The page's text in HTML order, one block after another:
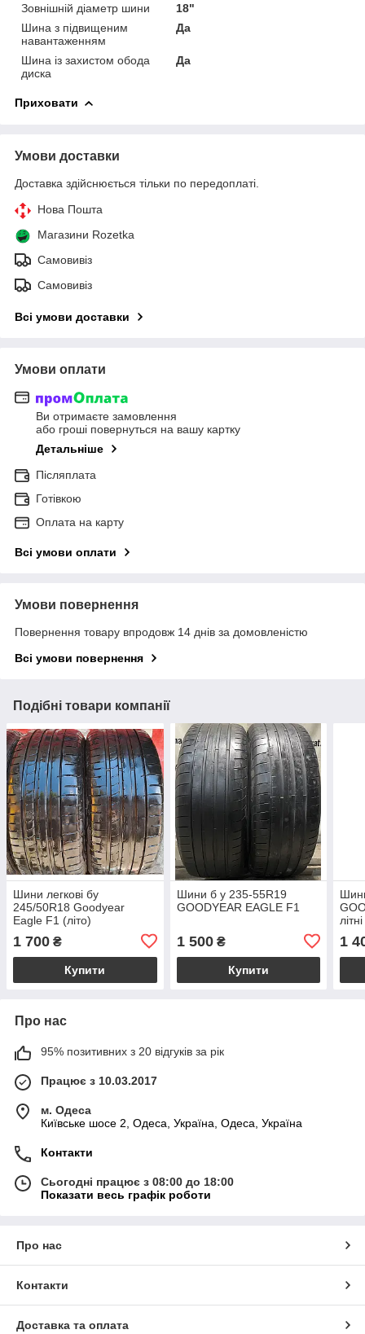
Зовнішній діаметр шини
18"
Шина з підвищеним
навантаженням
Да
Шина із захистом обода
диска
Да
Приховати
Умови доставки
Доставка здійснюється тільки по передоплаті.
Нова Пошта
Магазини Rozetka
Самовивіз
Самовивіз
Всі умови доставки
Умови оплати
Ви отримаєте замовлення
або гроші повернуться на вашу картку
Детальніше
Післяплата
Готівкою
Оплата на карту
Всі умови оплати
Умови повернення
Повернення товару впродовж 14 днів за домовленістю
Всі умови повернення
Подібні товари компанії
Шини легкові бу
245/50R18 Goodyear
Eagle F1 (літо)
1 700 ₴
Купити
Шини б у 235-55R19
GOODYEAR EAGLE F1
1 500₴
Купити
літні
1
Про нас
95% позитивних з 20 відгуків за рік
Працює з 10.03.2017
м. Одеса
Київське шосе 2, Одеса, Україна, Одеса, Україна
Контакти
Сьогодні працює з 08:00 до 18:00
Показати весь графік роботи
Про нас
Контакти
Доставка та оплата